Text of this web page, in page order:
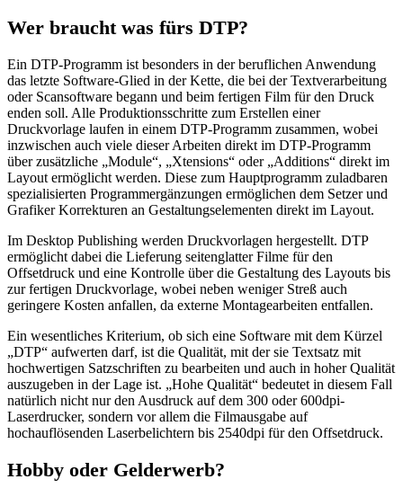
Wer braucht was fürs DTP?
Ein DTP-Programm ist besonders in der beruflichen Anwendung
das letzte Software-Glied in der Kette, die bei der Textverarbeitung
oder Scansoftware begann und beim fertigen Film für den Druck
enden soll. Alle Produktionsschritte zum Erstellen einer
Druckvorlage laufen in einem DTP-Programm zusammen, wobei
inzwischen auch viele dieser Arbeiten direkt im DTP-Programm
über zusätzliche „Module“, „Xtensions“ oder „Additions“ direkt im
Layout ermöglicht werden. Diese zum Hauptprogramm zuladbaren
spezialisierten Programmergänzungen ermöglichen dem Setzer und
Grafiker Korrekturen an Gestaltungselementen direkt im Layout.
Im Desktop Publishing werden Druckvorlagen hergestellt. DTP
ermöglicht dabei die Lieferung seitenglatter Filme für den
Offsetdruck und eine Kontrolle über die Gestaltung des Layouts bis
zur fertigen Druckvorlage, wobei neben weniger Streß auch
geringere Kosten anfallen, da externe Montagearbeiten entfallen.
Ein wesentliches Kriterium, ob sich eine Software mit dem Kürzel
„DTP“ aufwerten darf, ist die Qualität, mit der sie Textsatz mit
hochwertigen Satzschriften zu bearbeiten und auch in hoher Qualität
auszugeben in der Lage ist. „Hohe Qualität“ bedeutet in diesem Fall
natürlich nicht nur den Ausdruck auf dem 300 oder 600dpi-
Laserdrucker, sondern vor allem die Filmausgabe auf
hochauflösenden Laserbelichtern bis 2540dpi für den Offsetdruck.
Hobby oder Gelderwerb?